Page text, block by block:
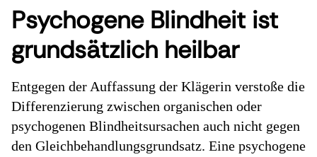
Psychogene Blindheit ist
grundsätzlich heilbar
Entgegen der Auffassung der Klägerin verstoße die
Differenzierung zwischen organischen oder
psychogenen Blindheitsursachen auch nicht gegen
den Gleichbehandlungsgrundsatz. Eine psychogene